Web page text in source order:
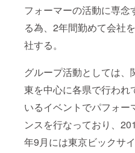
フォーマーの活動に専念
る為、2年間勤めて会社
社する。
グループ活動としては、
東を中心に各県で行われ
いるイベントでパフォー
ンスを行なっており、
年9月には東京ビックサ